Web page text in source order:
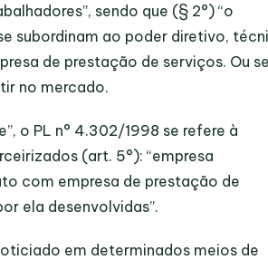
sendo que (§ 2°) “o
subordinam ao poder diretivo,
de prestação de serviços. Ou
no mercado.
o PL n° 4.302/1998 se refere à
(art. 5°): “empresa
com empresa de prestação de
ela desenvolvidas”.
em determinados meios de